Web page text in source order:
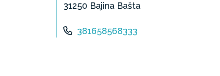
31250 Bajina Bašta
381658568333